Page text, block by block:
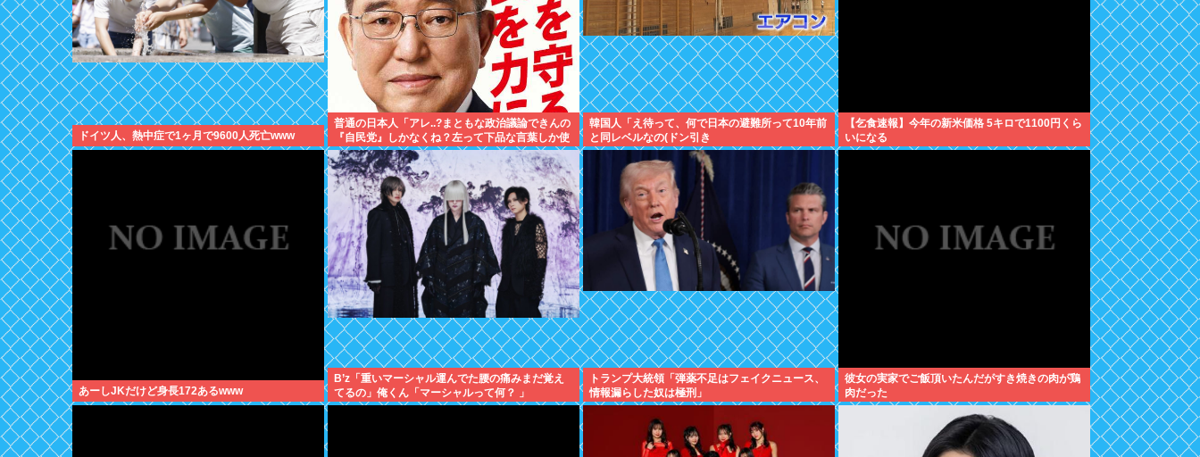
ドイツ人、熱中症で1ヶ月で9600人死亡www
普通の日本人「アレ..?まともな政治議論できんの
『自民党』しかなくね？左って下品な言葉しか使
えない のイメージ」
韓国人「え待って、何で日本の避難所って10年前
と同レベルなの(ドン引き
【乞食速報】今年の新米価格 5キロで1100円くら
いになる
あーしJKだけど身長172あるwww
B’z「重いマーシャル運んでた腰の痛みまだ覚え
てるの」俺くん「マーシャルって何？ 」
トランプ大統領「弾薬不足はフェイクニュース、
情報漏らした奴は極刑」
彼女の実家でご飯頂いたんだがすき焼きの肉が鶏
肉だった